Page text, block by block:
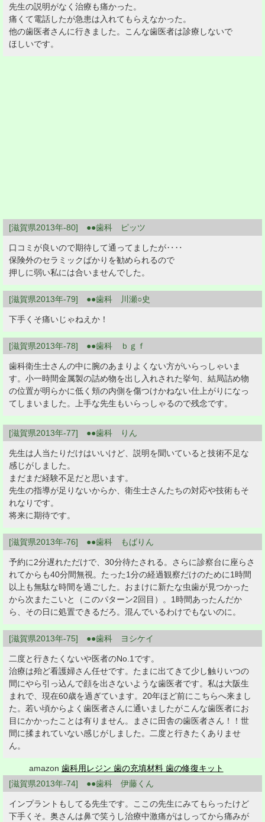
先生の説明がなく治療も痛かった。
痛くて電話したが急患は入れてもらえなかった。
他の歯医者さんに行きました。こんな歯医者は診療しないで
ほしいです。
[滋賀県2013年-80] ●●歯科 ピッツ
口コミが良いので期待して通ってましたが‥‥
保険外のセラミックばかりを勧められるので
押しに弱い私には合いませんでした。
[滋賀県2013年-79] ●●歯科 川瀬○史
下手くそ痛いじゃねえか！
[滋賀県2013年-78] ●●歯科 ｂｇｆ
歯科衛生士さんの中に腕のあまりよくない方がいらっしゃいま
す。小一時間金属製の詰め物を出し入れされた挙句、結局詰め物
の位置が明らかに低く頬の内側を傷つけかねない仕上がりになっ
てしまいました。上手な先生もいらっしゃるので残念です。
[滋賀県2013年-77] ●●歯科 りん
先生は人当たりだけはいいけど、説明を聞いていると技術不足な
感じがしました。
まだまだ経験不足だと思います。
先生の指導が足りないからか、衛生士さんたちの対応や技術もそ
れなりです。
将来に期待です。
[滋賀県2013年-76] ●●歯科 もばりん
予約に2分遅れただけで、30分待たされる。さらに診察台に座らさ
れてからも40分間無視。たった1分の経過観察だけのために1時間
以上も無駄な時間を過ごした。おまけに新たな虫歯が見つかった
から次またこいと（このパターン2回目）。1時間あったんだか
ら、その日に処置できるだろ。混んでいるわけでもないのに。
[滋賀県2013年-75] ●●歯科 ヨシケイ
二度と行きたくないや医者のNo.1です。
治療は殆ど看護婦さん任せです。たまに出てきて少し触りいつの
間にやら引っ込んで顔を出さないような歯医者です。私は大阪生
まれで、現在60歳を過ぎています。20年ほど前にこちらへ来まし
た。若い頃からよく歯医者さんに通いましたがこんな歯医者にお
目にかかったことは有りません。まさに田舎の歯医者さん！！世
間に揉まれていない感じがしました。二度と行きたくありませ
ん。
amazon 歯科用レジン 歯の充填材料 歯の修復キット
[滋賀県2013年-74] ●●歯科 伊藤くん
インプラントもしてる先生です。ここの先生にみてもらったけど
下手くそ。奥さんは鼻で笑うし治療中激痛がはしってから痛みが